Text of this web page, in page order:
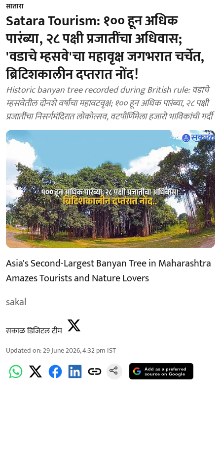
सातारा
Satara Tourism: १०० हून अधिक
पारंब्या, २८ पक्षी प्रजातींचा अधिवास;
'वडाचे म्हसवे'चा महावृक्ष जगभरात चर्चेत,
ब्रिटिशकालीन दप्तरात नोंद!
Historic banyan tree recorded during British rule: वडाचे
म्हसवेतील दोनशे वर्षांचा महावटवृक्ष; १०० हून अधिक पारंब्या, २८ पक्षी
प्रजातींचा निसर्गमंदिरात लोकोत्सव, वटपौर्णिमेला हजारो भाविकांची गर्दी
Asia's Second-Largest Banyan Tree in Maharashtra
Amazes Tourists and Nature Lovers
sakal
सकाळ डिजिटल टीम
Updated on:29 June 2026, 4:32 pm IST
Add as a preferred
source on Google